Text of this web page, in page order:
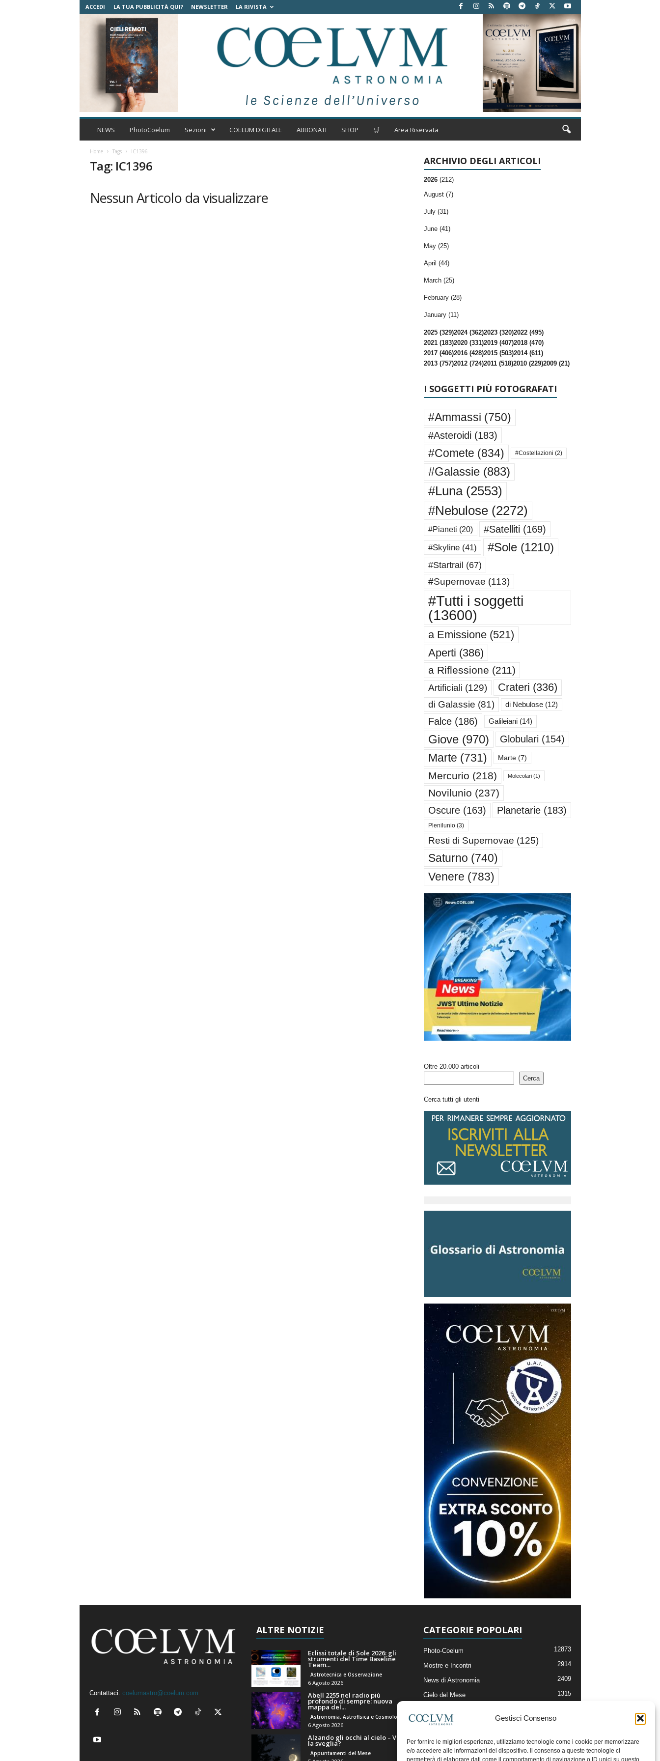
Gestisci Consenso
Per fornire le migliori esperienze, utilizziamo tecnologie come i cookie per memorizzare
e/o accedere alle informazioni del dispositivo. Il consenso a queste tecnologie ci
permetterà di elaborare dati come il comportamento di navigazione o ID unici su questo
ACCEDI LA TUA PUBBLICITÀ QUI? NEWSLETTER LA RIVISTA
C
t
NEWS PhotoCoelum Sezioni COELUM DIGITALE ABBONATI SHOP 🛒 Area Riservata
Home Tags IC1396
Tag: IC1396
Nessun Articolo da visualizzare
ARCHIVIO DEGLI ARTICOLI
2026 (212)
August (7)
July (31)
June (41)
May (25)
April (44)
March (25)
February (28)
January (11)
2025 (329)2024 (362)2023 (320)2022 (495)
2021 (183)2020 (331)2019 (407)2018 (470)
2017 (406)2016 (428)2015 (503)2014 (611)
2013 (757)2012 (724)2011 (518)2010 (229)2009 (21)
I SOGGETTI PIÙ FOTOGRAFATI
#Ammassi (750)
#Asteroidi (183)
#Comete (834) #Costellazioni (2)
#Galassie(883)
#Luna(2553)
#Nebulose(2272)
#Pianeti (20) #Satelliti (169)
#Skyline(41) #Sole(1210)
#Startrail (67)
#Supernovae (113)
#Tutti i soggetti
(13600)
a Emissione(521)
Aperti (386)
a Riflessione (211)
Artificiali (129) Crateri (336)
di Galassie (81) di Nebulose(12)
Falce(186) Galileiani(14)
Giove(970) Globulari (154)
Marte (731) Marte(7)
Mercurio (218) Molecolari(1)
Novilunio (237)
Oscure(163) Planetarie(183)
Plenilunio(3)
Resti di Supernovae (125)
Saturno (740)
Venere (783)
Oltre 20.000 articoli
Cerca
Cerca tutti gli utenti
Contattaci: coelumastro@coelum.com
ALTRE NOTIZIE
Eclissi totale di Sole 2026: gli
strumenti del Time Baseline
Team...
Astrotecnica e Osservazione
6 Agosto 2026
Abell 2255 nel radio più
profondo di sempre: nuova
mappa del...
Astronomia, Astrofisica e Cosmologia
6 Agosto 2026
Alzando gli occhi al cielo – Vale
la sveglia?
Appuntamenti del Mese
CATEGORIE POPOLARI
Photo-Coelum 12873
Mostre e Incontri 2914
News di Astronomia 2409
Cielo del Mese 1315
Articoli e Risorse On-Line
Il Blog della Redazione